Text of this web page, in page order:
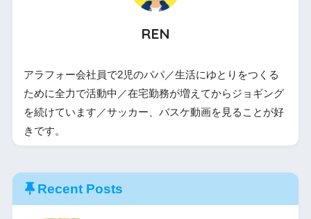
REN
アラフォー会社員で2児のパパ／生活にゆとりをつくる
ために全力で活動中／在宅勤務が増えてからジョギング
を続けています／サッカー、バスケ動画を見ることが好
きです。
Recent Posts